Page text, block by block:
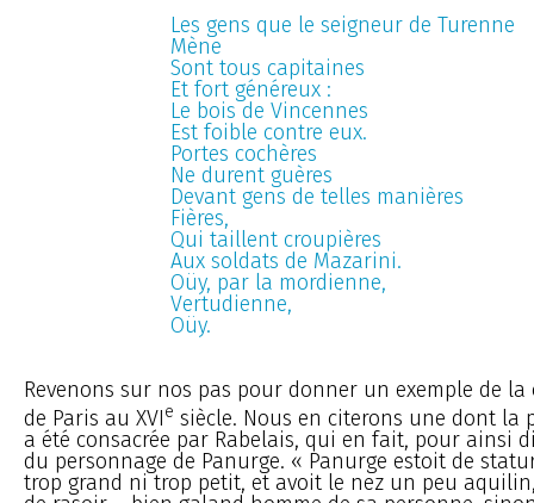
Les gens que le seigneur de Turenne
Mène
Sont tous capitaines
Et fort généreux :
Le bois de Vincennes
Est foible contre eux.
Portes cochères
Ne durent guères
Devant gens de telles manières
Fières,
Qui taillent croupières
Aux soldats de Mazarini.
Oüy, par la mordienne,
Vertudienne,
Oüy.
Revenons sur nos pas pour donner un exemple de
de Paris au XVIe siècle. Nous en citerons une dont la
a été consacrée par Rabelais, qui en fait, pour ainsi
du personnage de Panurge. « Panurge estoit de
trop grand ni trop petit, et avoit le nez un peu